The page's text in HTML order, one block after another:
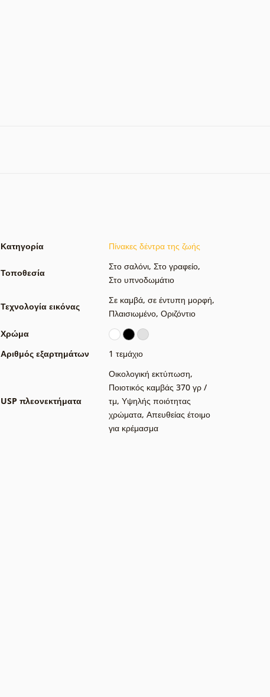
Κατηγορία Πίνακες δέντρα της ζωής
Τοποθεσία
Στο σαλόνι, Στο γραφείο,
Στο υπνοδωμάτιο
Τεχνολογία εικόνας
Σε καμβά, σε έντυπη μορφή,
Πλαισιωμένο, Οριζόντιο
Χρώμα
Αριθμός εξαρτημάτων
1 τεμάχιο
USP πλεονεκτήματα
Οικολογική εκτύπωση,
Ποιοτικός καμβάς 370 γρ /
τμ, Υψηλής ποιότητας
χρώματα, Απευθείας έτοιμο
για κρέμασμα